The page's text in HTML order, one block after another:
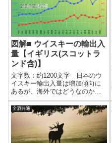
図解■ ウイスキーの輸出入
量【イギリス(スコットラ
ンド含)】
文字数：約1200文字 日本のウ
イスキー輸出入量は増加傾向に
あるが、海外ではどうなのか。5
大ウイスキー大国の1つであるス
コットランド(イギリスに含まれ
る)を見てみよう。 イギリス政
府の貿易データをもとにまとめ
た。つまりスコッチウイスキー
もイ...
全酒共通